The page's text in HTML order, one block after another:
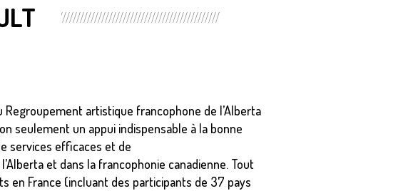
Regroupement artistique francophone de l’Alberta
seulement un appui indispensable à la bonne
services efficaces et de
et dans la francophonie canadienne. Tout
en France (incluant des participants de 37 pays